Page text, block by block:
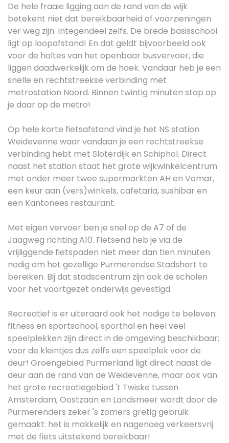
De hele fraaie ligging aan de rand van de wijk
betekent niet dat bereikbaarheid of voorzieningen
ver weg zijn. Integendeel zelfs. De brede basisschool
ligt op loopafstand! En dat geldt bijvoorbeeld ook
voor de haltes van het openbaar busvervoer, die
liggen daadwerkelijk om de hoek. Vandaar heb je een
snelle en rechtstreekse verbinding met
metrostation Noord. Binnen twintig minuten stap op
je daar op de metro!
Op hele korte fietsafstand vind je het NS station
Weidevenne waar vandaan je een rechtstreekse
verbinding hebt met Sloterdijk en Schiphol. Direct
naast het station staat het grote wijkwinkelcentrum
met onder meer twee supermarkten AH en Vomar,
een keur aan (vers)winkels, cafetaria, sushibar en
een Kantonees restaurant.
Met eigen vervoer ben je snel op de A7 of de
Jaagweg richting A10. Fietsend heb je via de
vrijliggende fietspaden niet meer dan tien minuten
nodig om het gezellige Purmerendse Stadshart te
bereiken. Bij dat stadscentrum zijn ook de scholen
voor het voortgezet onderwijs gevestigd.
Recreatief is er uiteraard ook het nodige te beleven:
fitness en sportschool, sporthal en heel veel
speelplekken zijn direct in de omgeving beschikbaar;
voor de kleintjes dus zelfs een speelplek voor de
deur! Groengebied Purmerland ligt direct naast de
deur aan de rand van de Weidevenne, maar ook van
het grote recreatiegebied 't Twiske tussen
Amsterdam, Oostzaan en Landsmeer wordt door de
Purmerenders zeker 's zomers gretig gebruik
gemaakt: het is makkelijk en nagenoeg verkeersvrij
met de fiets uitstekend bereikbaar!